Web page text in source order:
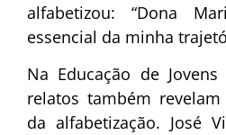
alfabetizou: “Dona
essencial da minha
Na Educação de
relatos também
da alfabetização. José